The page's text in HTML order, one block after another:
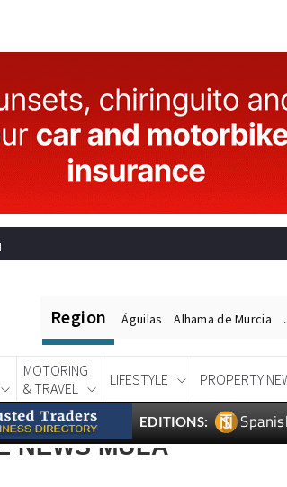
Region Águilas Alhama de Murcia
MOTORING
& TRAVEL
LIFESTYLE PROPERTY
EDITIONS:
NEWS MULA